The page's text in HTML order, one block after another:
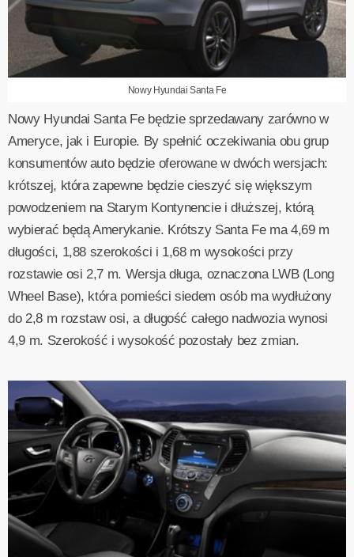
Nowy Hyundai Santa Fe
Nowy Hyundai Santa Fe będzie sprzedawany zarówno w
Ameryce, jak i Europie. By spełnić oczekiwania obu grup
konsumentów auto będzie oferowane w dwóch wersjach:
krótszej, która zapewne będzie cieszyć się większym
powodzeniem na Starym Kontynencie i dłuższej, którą
wybierać będą Amerykanie. Krótszy Santa Fe ma 4,69 m
długości, 1,88 szerokości i 1,68 m wysokości przy
rozstawie osi 2,7 m. Wersja długa, oznaczona LWB (Long
Wheel Base), która pomieści siedem osób ma wydłużony
do 2,8 m rozstaw osi, a długość całego nadwozia wynosi
4,9 m. Szerokość i wysokość pozostały bez zmian.